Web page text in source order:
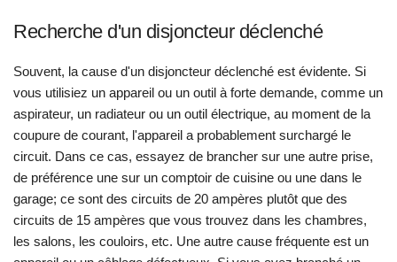
Recherche d'un disjoncteur déclenché
Souvent, la cause d'un disjoncteur déclenché est évidente. Si
vous utilisiez un appareil ou un outil à forte demande, comme un
aspirateur, un radiateur ou un outil électrique, au moment de la
coupure de courant, l'appareil a probablement surchargé le
circuit. Dans ce cas, essayez de brancher sur une autre prise,
de préférence une sur un comptoir de cuisine ou une dans le
garage; ce sont des circuits de 20 ampères plutôt que des
circuits de 15 ampères que vous trouvez dans les chambres,
les salons, les couloirs, etc. Une autre cause fréquente est un